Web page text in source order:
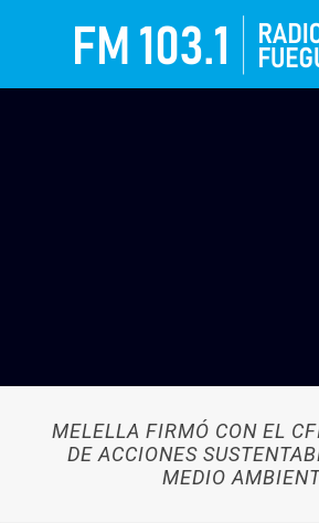
MELELLA FIRMÓ CON EL
DE ACCIONES
MEDIO